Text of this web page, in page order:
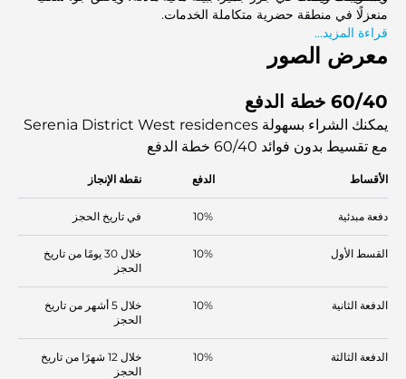
منعزلًا في منطقة حضرية متكاملة الخدمات.
قراءة المزيد...
معرض الصور
60/40 خطة الدفع
يمكنك الشراء بسهولة Serenia District West residences
مع تقسيط بدون فوائد 60/40 خطة الدفع
الأقساط الدفع نقطة الإنجاز
دفعة مبدئية 10% في تاريخ الحجز
القسط الأول 10%
خلال 30 يومًا من تاريخ
الحجز
الدفعة الثانية 10%
خلال 5 أشهر من تاريخ
الحجز
الدفعة الثالثة 10%
خلال 12 شهرًا من تاريخ
الحجز